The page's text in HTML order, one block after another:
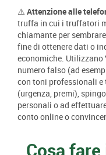
⚠️ Attenzione alle
truffa in cui i truffatori
chiamante per
fine di ottenere dati o
economiche. Utilizzano
numero falso (ad
con toni professionali e
(urgenza, premi),
personali o ad
conto online o
Cosa